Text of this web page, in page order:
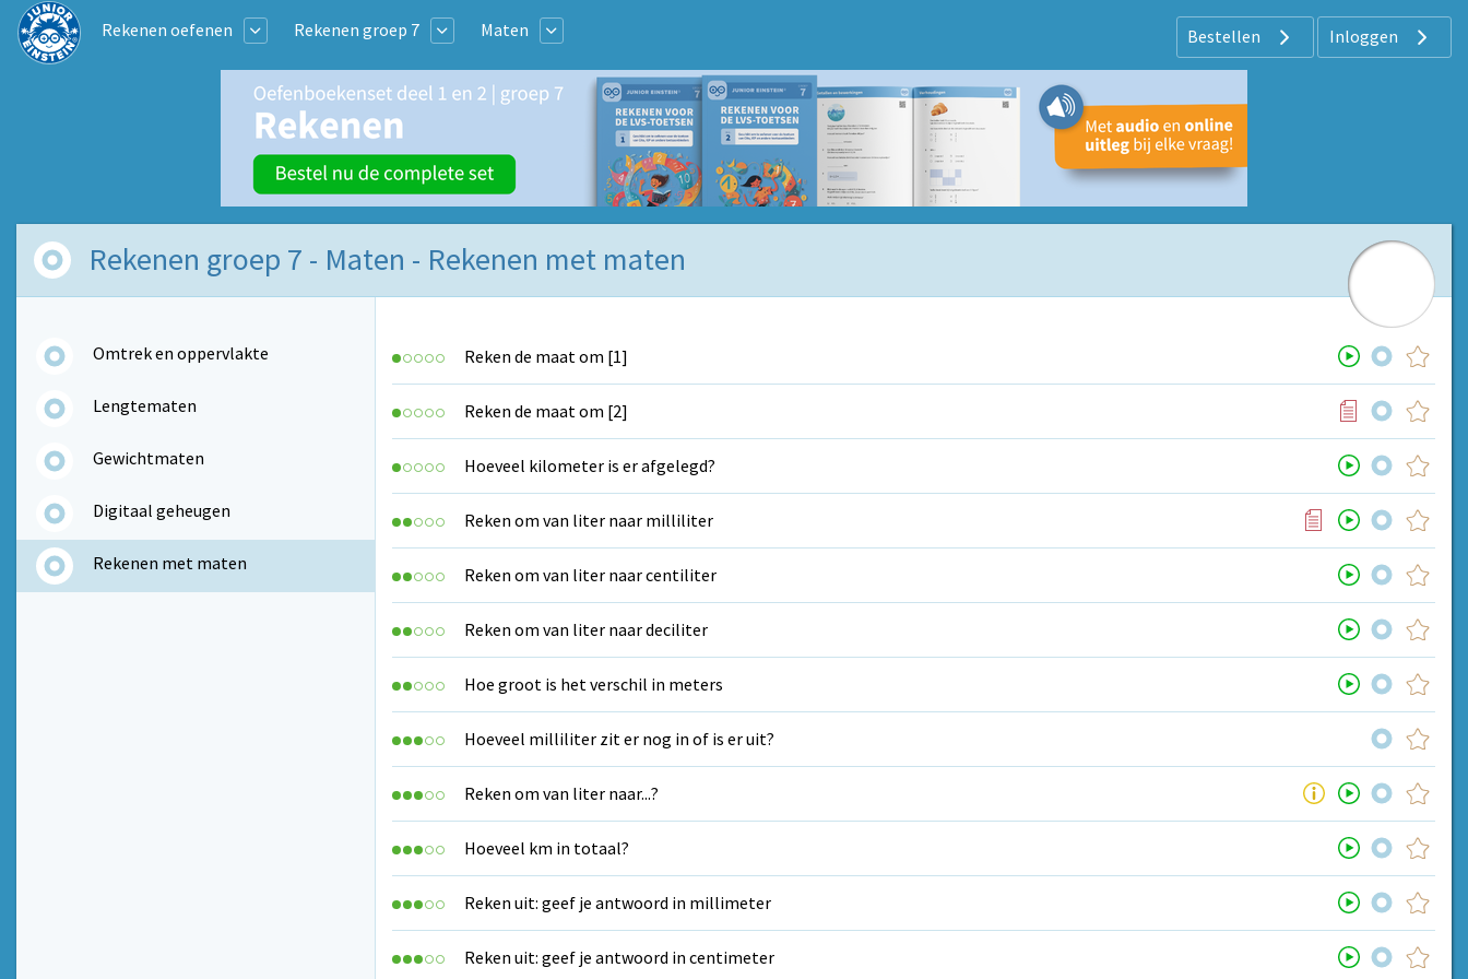
Rekenen oefenen Rekenen groep 7 Maten Bestellen Inloggen
Rekenen groep 7 - Maten - Rekenen met maten
Omtrek en oppervlakte
Lengtematen
Gewichtmaten
Digitaal geheugen
Rekenen met maten
Reken de maat om [1]
Reken de maat om [2]
Hoeveel kilometer is er afgelegd?
Reken om van liter naar milliliter
Reken om van liter naar centiliter
Reken om van liter naar deciliter
Hoe groot is het verschil in meters
Hoeveel milliliter zit er nog in of is er uit?
Reken om van liter naar...?
Hoeveel km in totaal?
Reken uit: geef je antwoord in millimeter
Reken uit: geef je antwoord in centimeter